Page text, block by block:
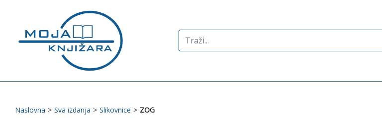
Search
for:
Naslovna > Sva izdanja > Slikovnice > ZOG